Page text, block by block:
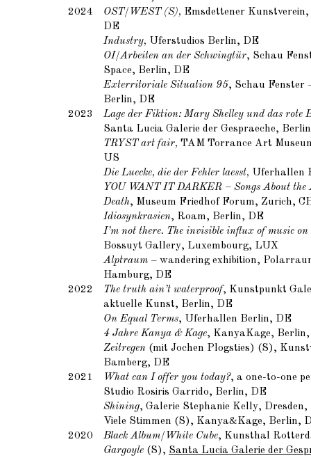
2024
OST/WEST (S), Emsdettener
DE
Industry, Uferstudios Berlin, DE
OI/Arbeiten an der Schwingtür, Schau
Space, Berlin, DE
Exterritoriale Situation 95, Schau Fenster
Berlin, DE
2023
Lage der Fiktion: Mary Shelley und das rote
Santa Lucia Galerie der Gespraeche,
TRYST art fair, TAM Torrance Art
US
Die Luecke, die der Fehler laesst, Uferhallen
YOU WANT IT DARKER – Songs About the
Death, Museum Friedhof Forum, Zurich,
Idiosynkrasien, Roam, Berlin, DE
I’m not there. The invisible influx of music
Bossuyt Gallery, Luxembourg, LUX
Alptraum – wandering exhibition,
Hamburg, DE
2022
The truth ain’t waterproof, Kunstpunkt
aktuelle Kunst, Berlin, DE
On Equal Terms, Uferhallen Berlin, DE
4 Jahre Kanya & Kage, KanyaKage,
Zeitregen (mit Jochen Plogsties) (S),
Bamberg, DE
2021
What can I offer you today?, a one-to-one
Studio Rosiris Garrido, Berlin, DE
Shining, Galerie Stephanie Kelly, Dresden,
Viele Stimmen (S), Kanya&Kage, Berlin,
2020
Black Album/White Cube, Kunsthal
Gargoyle (S), Santa Lucia Galerie der